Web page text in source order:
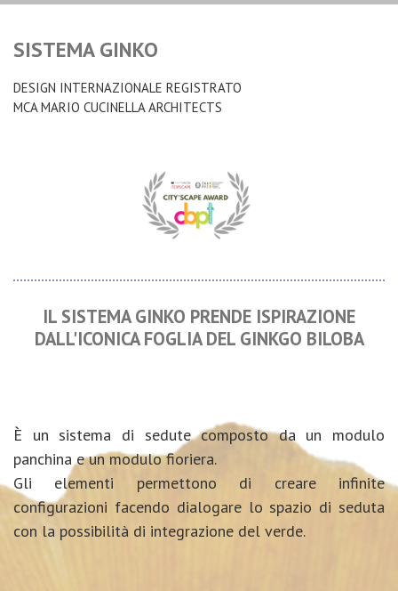
SISTEMA GINKO
DESIGN INTERNAZIONALE REGISTRATO
MCA MARIO CUCINELLA ARCHITECTS
IL SISTEMA GINKO PRENDE ISPIRAZIONE
DALL'ICONICA FOGLIA DEL GINKGO BILOBA
È un sistema di sedute composto da un modulo
panchina e un modulo fioriera.
Gli elementi permettono di creare infinite
configurazioni facendo dialogare lo spazio di seduta
con la possibilità di integrazione del verde.